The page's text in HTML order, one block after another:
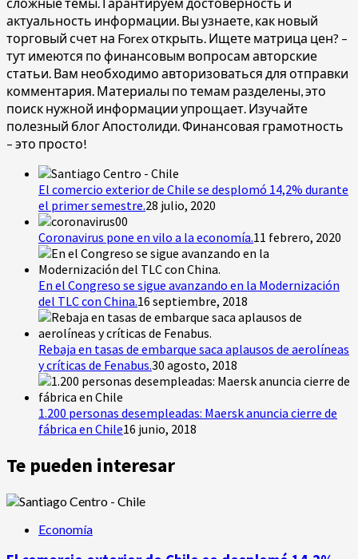
актуальность информации. Вы узнаете, как новый
торговый счет на Forex открыть. Ищете матрица цен? –
тут имеются по финансовым вопросам авторские
статьи. Вам необходимо авторизоваться для отправки
комментария. Материалы по темам разделены, это
поиск нужной информации упрощает. Изучайте
полезный блог Апостолиди. Финансовая грамотность
– это просто!
El comercio exterior de Chile se desplomó 14,2% durante
el primer semestre.28 julio, 2020
Coronavirus pone en vilo a la economía.11 febrero, 2020
En el Congreso se sigue avanzando en la Modernización
del TLC con China.16 septiembre, 2018
Rebaja en tasas de embarque saca aplausos de aerolíneas
y críticas de Fenabus.30 agosto, 2018
1.200 personas desempleadas: Maersk anuncia cierre de
fábrica en Chile16 junio, 2018
Te pueden interesar
Economía